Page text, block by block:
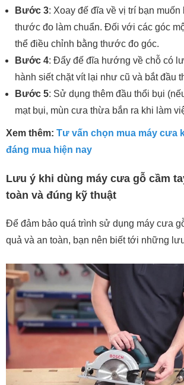
Bước 3: Xoay đế đĩa về vị trí bạn muốn
thước đo làm chuẩn. Đối với các góc
thể điều chỉnh bằng thước đo góc.
Bước 4: Đẩy đế đĩa hướng về chỗ có
hành siết chặt vít lại như cũ và bắt đầu
Bước 5: Sử dụng thêm đầu thổi bụi
mạt bụi, mùn cưa thừa bắn ra khi làm
Xem thêm: Tư vấn chọn mua máy cưa
đáng mua hiện nay
Lưu ý khi dùng máy cưa gỗ cầm
toàn và đúng kỹ thuật
Để đảm bảo quá trình sử dụng máy cưa
quả và an toàn, bạn nên biết tới những